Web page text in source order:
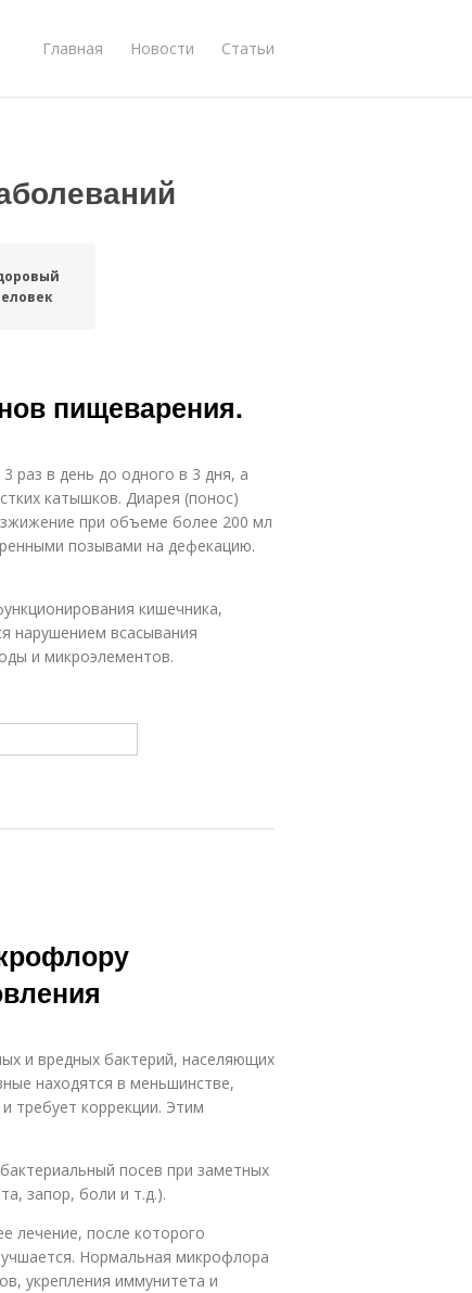
Главная Новости Статьи
пищеварения.
раз в день до одного в 3 дня, а
катышков. Диарея (понос)
при объеме более 200 мл
позывами на дефекацию.
кишечника,
нарушением всасывания
и микроэлементов.
и вредных бактерий, населяющих
находятся в меньшинстве,
требует коррекции. Этим
посев при заметных
запор, боли и т.д.).
лечение, после которого
Нормальная микрофлора
укрепления иммунитета и